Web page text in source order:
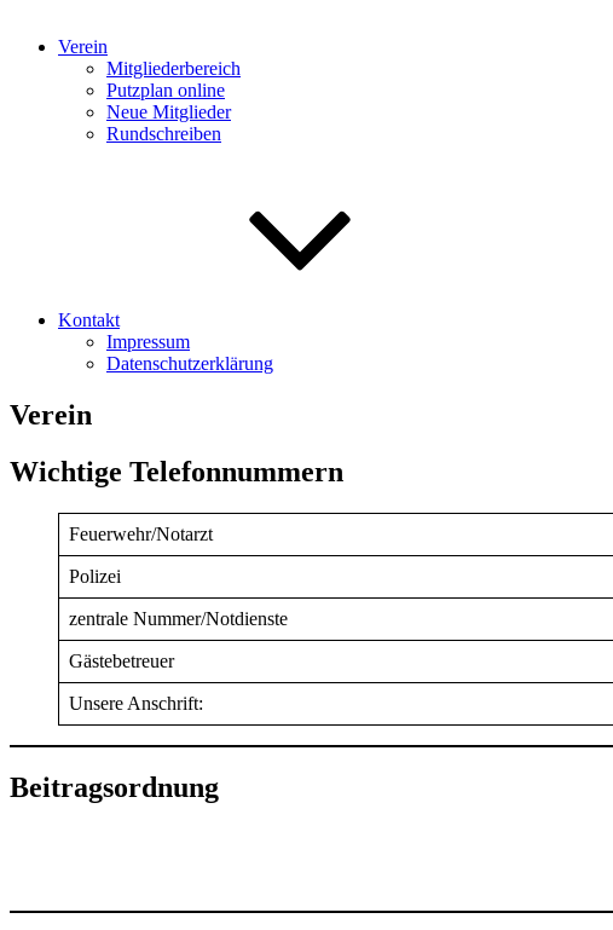
Verein
Mitgliederbereich
Putzplan online
Neue Mitglieder
Rundschreiben
Kontakt
Impressum
Datenschutzerklärung
Verein
Wichtige Telefonnummern
Feuerwehr/Notarzt
Polizei
zentrale Nummer/Notdienste
Gästebetreuer
Unsere Anschrift:
Beitragsordnung